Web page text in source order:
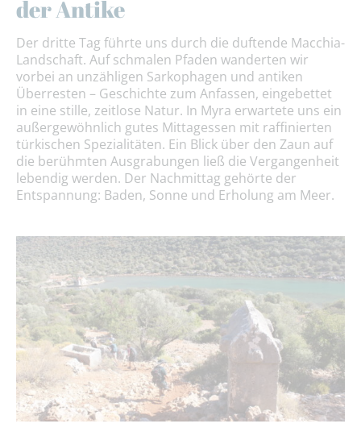
der Antike
Der dritte Tag führte uns durch die duftende Macchia-
Landschaft. Auf schmalen Pfaden wanderten wir
vorbei an unzähligen Sarkophagen und antiken
Überresten – Geschichte zum Anfassen, eingebettet
in eine stille, zeitlose Natur. In Myra erwartete uns ein
außergewöhnlich gutes Mittagessen mit raffinierten
türkischen Spezialitäten. Ein Blick über den Zaun auf
die berühmten Ausgrabungen ließ die Vergangenheit
lebendig werden. Der Nachmittag gehörte der
Entspannung: Baden, Sonne und Erholung am Meer.